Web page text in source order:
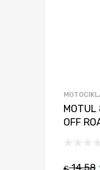
OFF
€14.58